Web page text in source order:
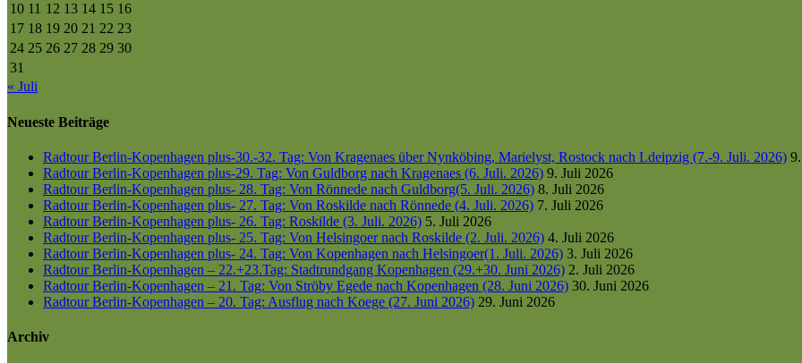
10 11 12 13 14 15 16
17 18 19 20 21 22 23
24 25 26 27 28 29 30
31
« Juli
Neueste Beiträge
Radtour Berlin-Kopenhagen plus-30.-32. Tag: Von Kragenaes über Nynköbing, Marielyst, Rostock nach Ldeipzig (7.-9. Juli. 2026)
Radtour Berlin-Kopenhagen plus-29. Tag: Von Guldborg nach Kragenaes (6. Juli. 2026) 9. Juli 2026
Radtour Berlin-Kopenhagen plus- 28. Tag: Von Rönnede nach Guldborg(5. Juli. 2026) 8. Juli 2026
Radtour Berlin-Kopenhagen plus- 27. Tag: Von Roskilde nach Rönnede (4. Juli. 2026) 7. Juli 2026
Radtour Berlin-Kopenhagen plus- 26. Tag: Roskilde (3. Juli. 2026) 5. Juli 2026
Radtour Berlin-Kopenhagen plus- 25. Tag: Von Helsingoer nach Roskilde (2. Juli. 2026) 4. Juli 2026
Radtour Berlin-Kopenhagen plus- 24. Tag: Von Kopenhagen nach Helsingoer(1. Juli. 2026) 3. Juli 2026
Radtour Berlin-Kopenhagen – 22.+23.Tag: Stadtrundgang Kopenhagen (29.+30. Juni 2026) 2. Juli 2026
Radtour Berlin-Kopenhagen – 21. Tag: Von Ströby Egede nach Kopenhagen (28. Juni 2026) 30. Juni 2026
Radtour Berlin-Kopenhagen – 20. Tag: Ausflug nach Koege (27. Juni 2026) 29. Juni 2026
Archiv